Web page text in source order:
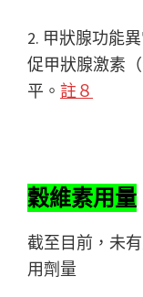
2. 甲狀腺功能
促甲狀腺激素
平。 註８
穀維素用量
截至目前，未
用劑量